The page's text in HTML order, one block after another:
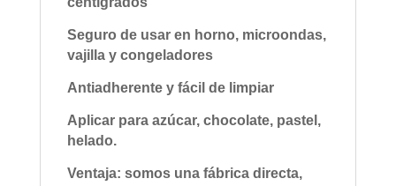
Seguro de usar en horno, microondas,
vajilla y congeladores
Antiadherente y fácil de limpiar
Aplicar para azúcar, chocolate, pastel,
helado.
Ventaja: somos una fábrica directa,